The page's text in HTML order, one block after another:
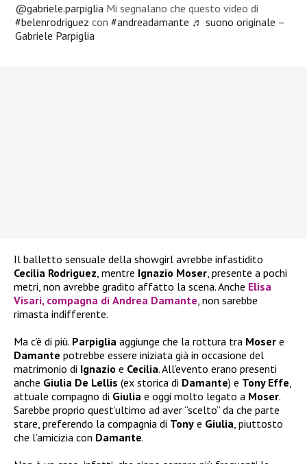
@gabriele.parpiglia Mi segnalano che questo video di
#belenrodriguez con#andreadamante ♬ suono originale –
Gabriele Parpiglia
Il balletto sensuale della showgirl avrebbe infastidito
Cecilia Rodriguez , mentre Ignazio Moser , presente a pochi
metri, non avrebbe gradito affatto la scena. Anche Elisa
Visari, compagna di Andrea Damante , non sarebbe
rimasta indifferente.
Ma c’è di più. Parpiglia aggiunge che la rottura tra Moser e
Damante potrebbe essere iniziata già in occasione del
matrimonio di Ignazio e Cecilia. All’evento erano presenti
anche Giulia De Lellis (ex storica di Damante) e Tony Effe
attuale compagno di Giulia e oggi molto legato a Moser.
Sarebbe proprio quest’ultimo ad aver “scelto” da che parte
stare, preferendo la compagnia di Tony e Giulia , piuttosto
che l’amicizia con Damante.